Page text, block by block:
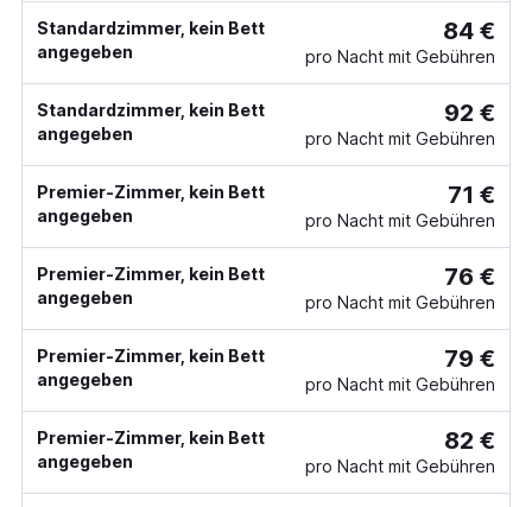
Standardzimmer, kein Bett
angegeben
84 €
pro Nacht mit Gebühren
Standardzimmer, kein Bett
angegeben
92 €
pro Nacht mit Gebühren
Premier-Zimmer, kein Bett
angegeben
71 €
pro Nacht mit Gebühren
Premier-Zimmer, kein Bett
angegeben
76 €
pro Nacht mit Gebühren
Premier-Zimmer, kein Bett
angegeben
79 €
pro Nacht mit Gebühren
Premier-Zimmer, kein Bett
angegeben
82 €
pro Nacht mit Gebühren